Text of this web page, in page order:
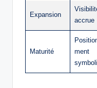
Expansion
accrue
Maturité
ment